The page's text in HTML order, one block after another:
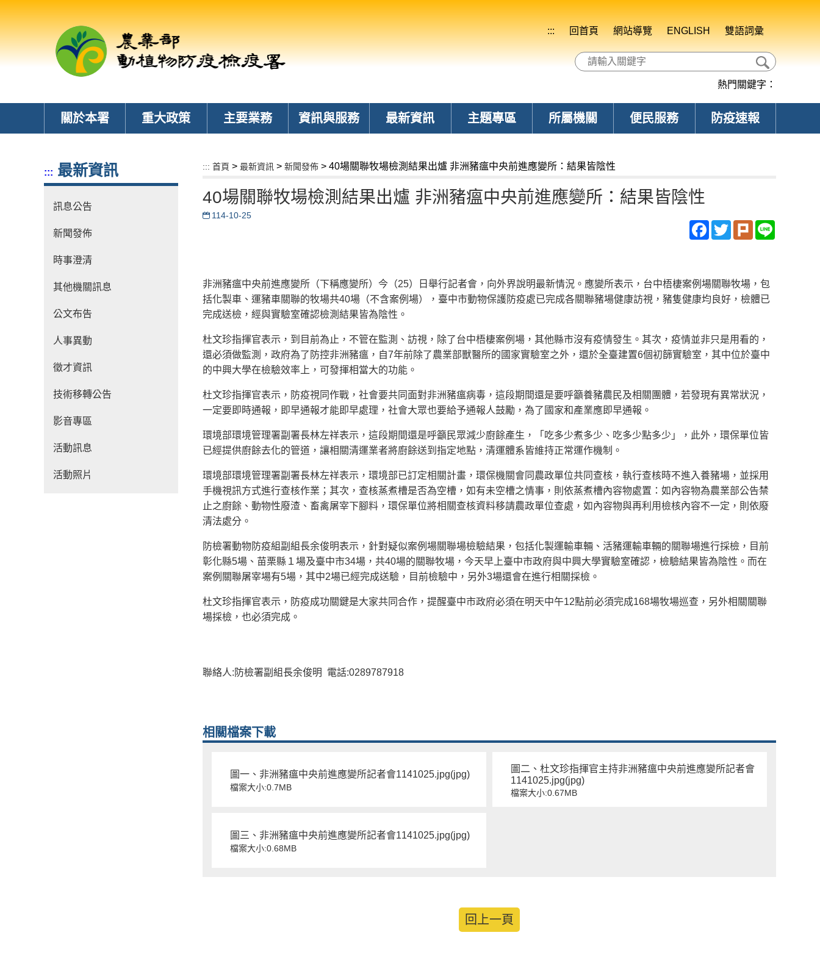
::: 回首頁 網站導覽 ENGLISH 雙語詞彙
熱門關鍵字：
關於本署 重大政策 主要業務 資訊與服務 最新資訊 主題專區 所屬機關 便民服務 防疫速報
::: 最新資訊
訊息公告
新聞發佈
時事澄清
其他機關訊息
公文布告
人事異動
徵才資訊
技術移轉公告
影音專區
活動訊息
活動照片
::: 首頁 > 最新資訊 > 新聞發佈 > 40場關聯牧場檢測結果出爐 非洲豬瘟中央前進應變所：結果皆陰性
40場關聯牧場檢測結果出爐 非洲豬瘟中央前進應變所：結果皆陰性
114-10-25
Facebook
TwitterPlurk
非洲豬瘟中央前進應變所（下稱應變所）今（25）日舉行記者會，向外界說明最新情況。應變所表示，台中梧棲案例場關聯牧場，包
括化製車、運豬車關聯的牧場共40場（不含案例場），臺中市動物保護防疫處已完成各關聯豬場健康訪視，豬隻健康均良好，檢體已
完成送檢，經與實驗室確認檢測結果皆為陰性。
杜文珍指揮官表示，到目前為止，不管在監測、訪視，除了台中梧棲案例場，其他縣市沒有疫情發生。其次，疫情並非只是用看的，
還必須做監測，政府為了防控非洲豬瘟，自7年前除了農業部獸醫所的國家實驗室之外，還於全臺建置6個初篩實驗室，其中位於臺中
的中興大學在檢驗效率上，可發揮相當大的功能。
杜文珍指揮官表示，防疫視同作戰，社會要共同面對非洲豬瘟病毒，這段期間還是要呼籲養豬農民及相關團體，若發現有異常狀況，
一定要即時通報，即早通報才能即早處理，社會大眾也要給予通報人鼓勵，為了國家和產業應即早通報。
環境部環境管理署副署長林左祥表示，這段期間還是呼籲民眾減少廚餘產生，「吃多少煮多少、吃多少點多少」，此外，環保單位皆
已經提供廚餘去化的管道，讓相關清運業者將廚餘送到指定地點，清運體系皆維持正常運作機制。
環境部環境管理署副署長林左祥表示，環境部已訂定相關計畫，環保機關會同農政單位共同查核，執行查核時不進入養豬場，並採用
手機視訊方式進行查核作業；其次，查核蒸煮槽是否為空槽，如有未空槽之情事，則依蒸煮槽內容物處置：如內容物為農業部公告禁
止之廚餘、動物性廢渣、畜禽屠宰下腳料，環保單位將相關查核資料移請農政單位查處，如內容物與再利用檢核內容不一定，則依廢
清法處分。
防檢署動物防疫組副組長余俊明表示，針對疑似案例場關聯場檢驗結果，包括化製運輸車輛、活豬運輸車輛的關聯場進行採檢，目前
彰化縣5場、苗栗縣１場及臺中市34場，共40場的關聯牧場，今天早上臺中市政府與中興大學實驗室確認，檢驗結果皆為陰性。而在
案例關聯屠宰場有5場，其中2場已經完成送驗，目前檢驗中，另外3場還會在進行相關採檢。
杜文珍指揮官表示，防疫成功關鍵是大家共同合作，提醒臺中市政府必須在明天中午12點前必須完成168場牧場巡查，另外相關關聯
場採檢，也必須完成。
聯絡人:防檢署副組長余俊明 電話:0289787918
相關檔案下載
圖一、非洲豬瘟中央前進應變所記者會1141025.jpg(jpg)
檔案大小:0.7MB
圖二、杜文珍指揮官主持非洲豬瘟中央前進應變所記者會
1141025.jpg(jpg)
檔案大小:0.67MB
圖三、非洲豬瘟中央前進應變所記者會1141025.jpg(jpg)
檔案大小:0.68MB
回上一頁